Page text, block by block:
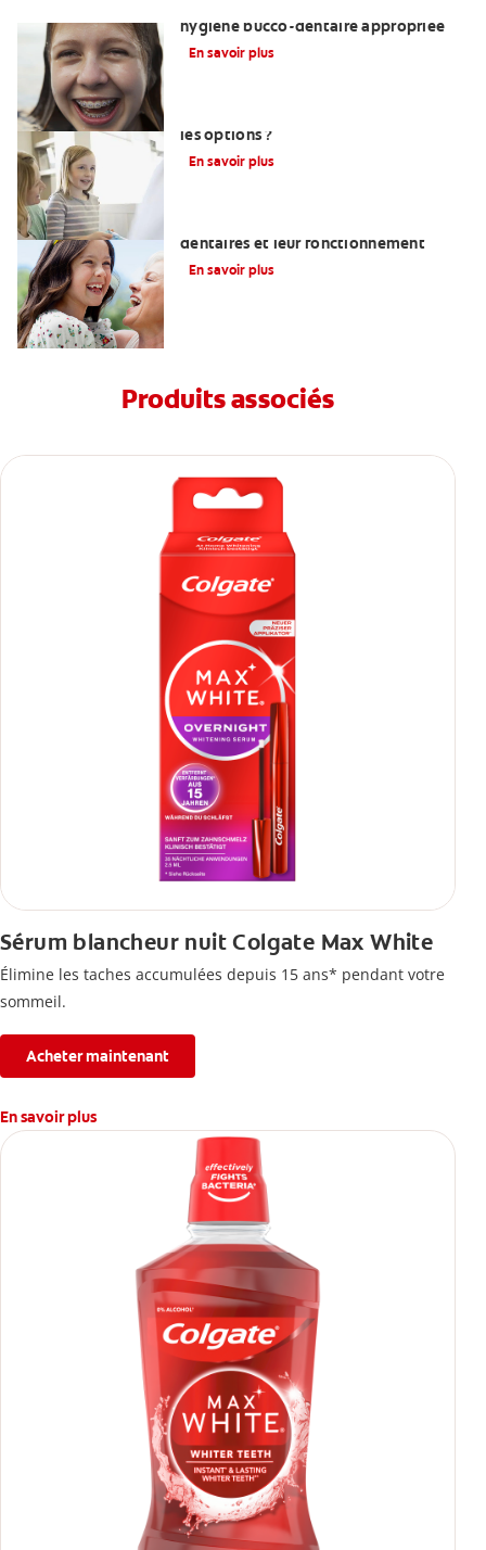
hygiène bucco-dentaire appropriée
En savoir plus
les options ?
En savoir plus
dentaires et leur fonctionnement
En savoir plus
Produits associés
Sérum blancheur nuit Colgate Max White
Élimine les taches accumulées depuis 15 ans* pendant votre
sommeil.
Acheter maintenant
En savoir plus